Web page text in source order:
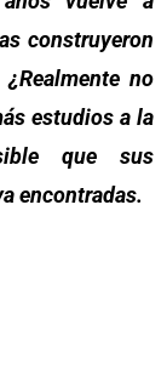
construyeron
no
estudios a la
que sus
encontradas.